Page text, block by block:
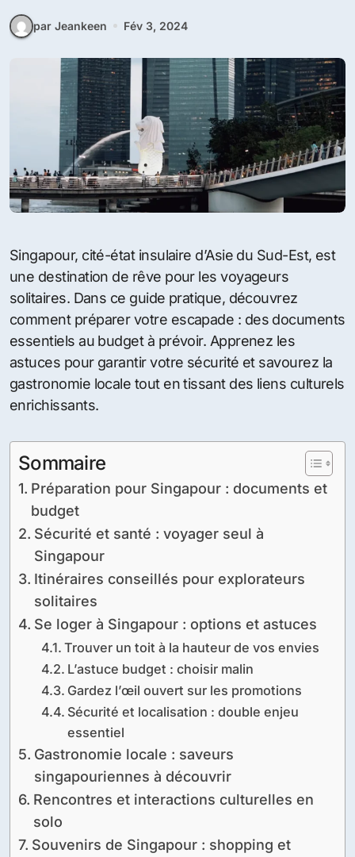
par Jeankeen Fév 3, 2024
Singapour, cité-état insulaire d’Asie du Sud-Est, est
une destination de rêve pour les voyageurs
solitaires. Dans ce guide pratique, découvrez
comment préparer votre escapade : des documents
essentiels au budget à prévoir. Apprenez les
astuces pour garantir votre sécurité et savourez la
gastronomie locale tout en tissant des liens culturels
enrichissants.
Sommaire
Préparation pour Singapour : documents et
budget
Sécurité et santé : voyager seul à
Singapour
Itinéraires conseillés pour explorateurs
solitaires
Se loger à Singapour : options et astuces
Trouver un toit à la hauteur de vos envies
L’astuce budget : choisir malin
Gardez l’œil ouvert sur les promotions
Sécurité et localisation : double enjeu
essentiel
Gastronomie locale : saveurs
singapouriennes à découvrir
Rencontres et interactions culturelles en
solo
Souvenirs de Singapour : shopping et